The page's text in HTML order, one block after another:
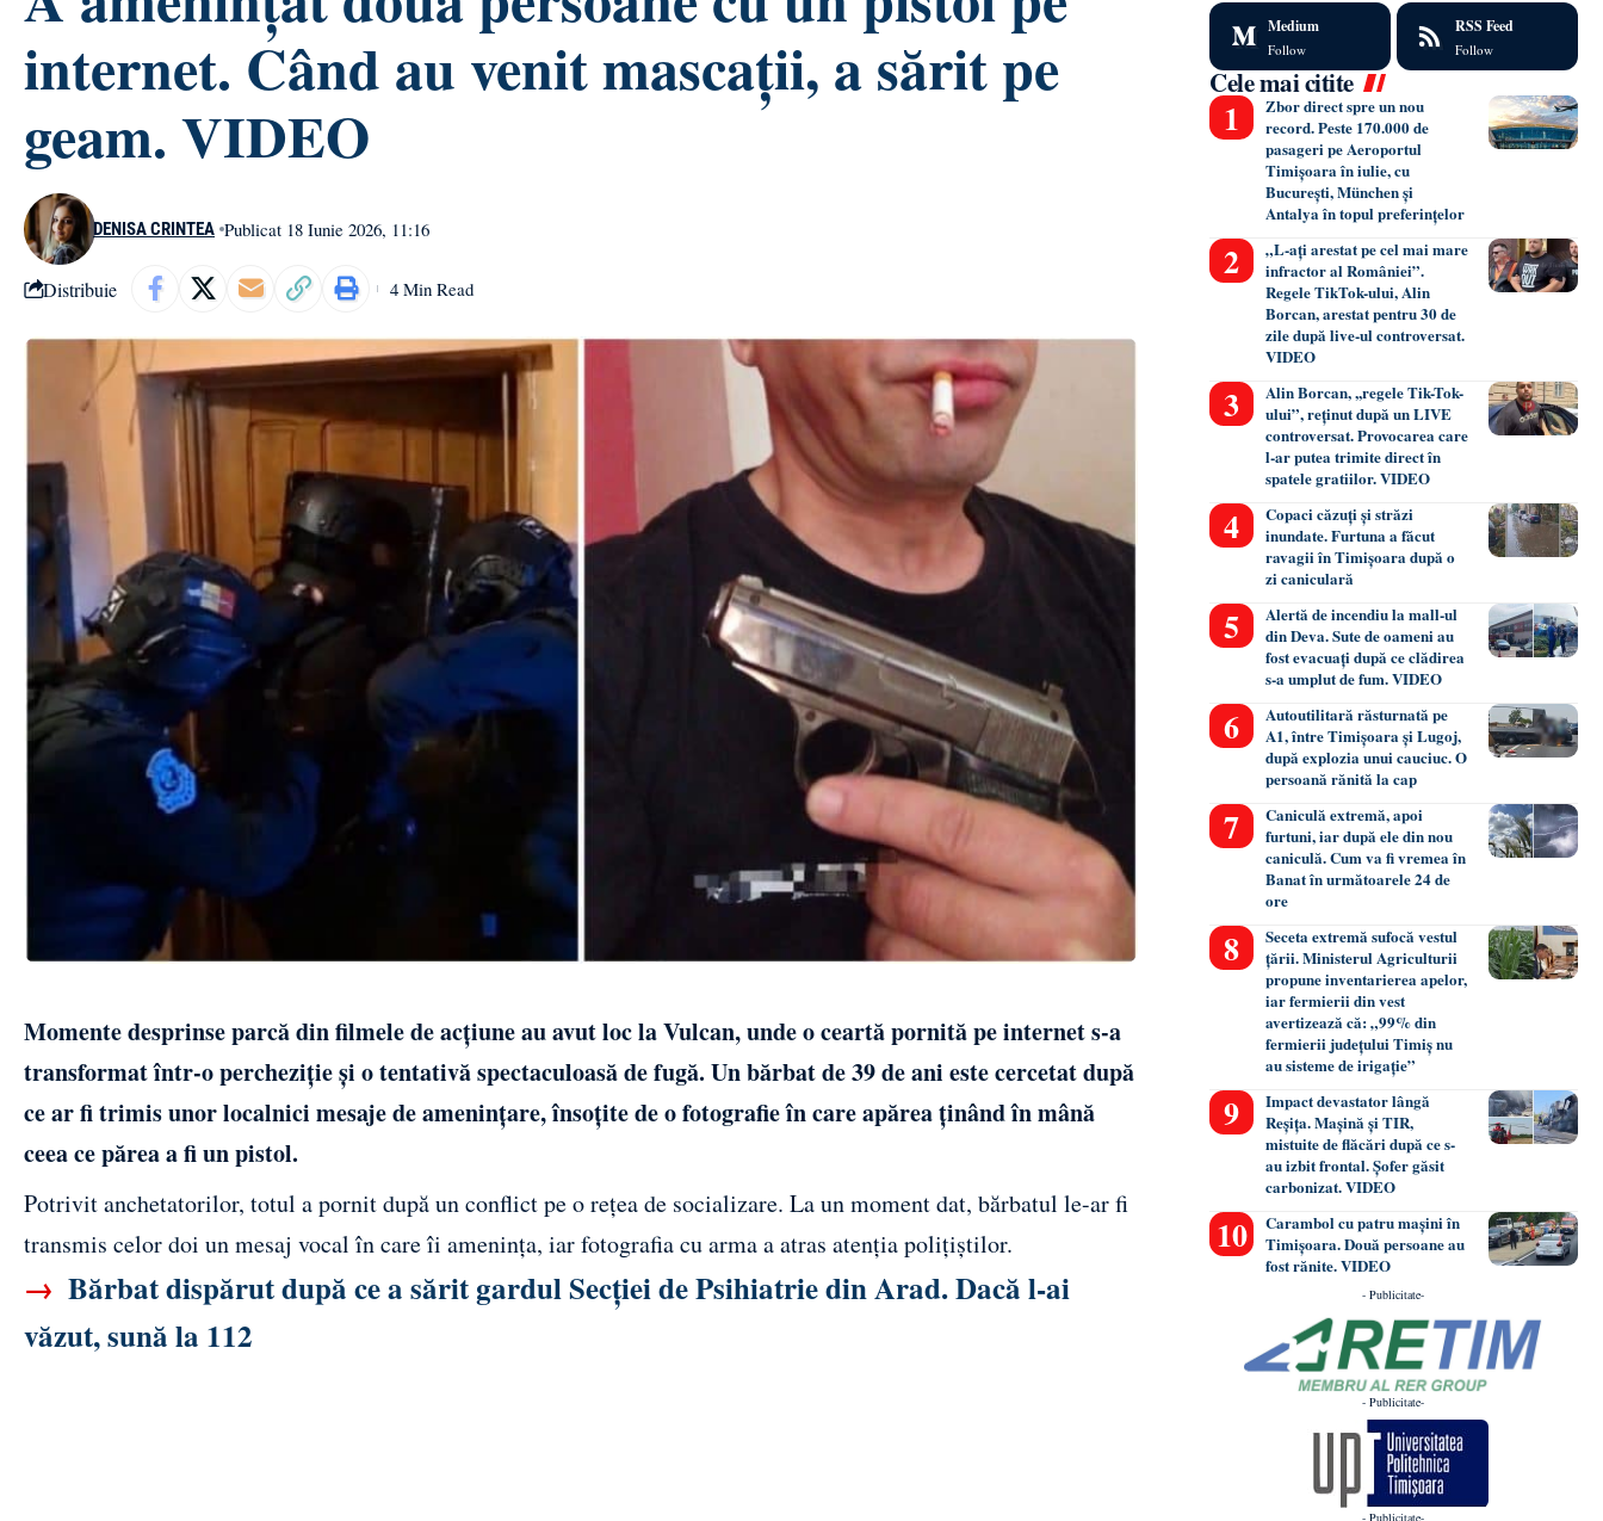
internet. Când au venit mascații, a sărit pe
geam. VIDEO
DENISA CRINTEA Publicat 18 Iunie 2026, 11:16
Distribuie 4 Min Read
Momente desprinse parcă din filmele de acțiune au avut loc la Vulcan, unde o ceartă pornită pe internet s-a
transformat într-o percheziție și o tentativă spectaculoasă de fugă. Un bărbat de 39 de ani este cercetat după
ce ar fi trimis unor localnici mesaje de amenințare, însoțite de o fotografie în care apărea ținând în mână
ceea ce părea a fi un pistol.
Potrivit anchetatorilor, totul a pornit după un conflict pe o rețea de socializare. La un moment dat, bărbatul le-ar fi
transmis celor doi un mesaj vocal în care îi amenința, iar fotografia cu arma a atras atenția polițiștilor.
→ Bărbat dispărut după ce a sărit gardul Secției de Psihiatrie din Arad. Dacă l-ai
văzut, sună la 112
Medium
Follow
RSS Feed
Follow
Cele mai citite
Zbor direct spre un nou
record. Peste 170.000 de
pasageri pe Aeroportul
Timișoara în iulie, cu
București, München și
Antalya în topul preferințelor
„L-ați arestat pe cel mai mare
infractor al României”.
Regele TikTok-ului, Alin
Borcan, arestat pentru 30 de
zile după live-ul controversat.
VIDEO
Alin Borcan, ,,regele Tik-Tok-
ului”, reținut după un LIVE
controversat. Provocarea care
l-ar putea trimite direct în
spatele gratiilor. VIDEO
Copaci căzuți și străzi
inundate. Furtuna a făcut
ravagii în Timișoara după o
zi caniculară
Alertă de incendiu la mall-ul
din Deva. Sute de oameni au
fost evacuați după ce clădirea
s-a umplut de fum. VIDEO
Autoutilitară răsturnată pe
A1, între Timișoara și Lugoj,
după explozia unui cauciuc. O
persoană rănită la cap
Caniculă extremă, apoi
furtuni, iar după ele din nou
caniculă. Cum va fi vremea în
Banat în următoarele 24 de
ore
Seceta extremă sufocă vestul
țării. Ministerul Agriculturii
propune inventarierea apelor,
iar fermierii din vest
avertizează că: „99% din
fermierii județului Timiș nu
au sisteme de irigație”
Impact devastator lângă
Reșița. Mașină și TIR,
mistuite de flăcări după ce s-
au izbit frontal. Șofer găsit
carbonizat. VIDEO
Carambol cu patru mașini în
Timișoara. Două persoane au
fost rănite. VIDEO
- Publicitate-
- Publicitate-
- Publicitate-